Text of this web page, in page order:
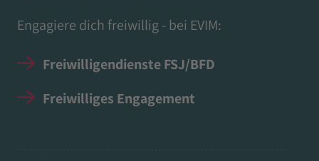
Engagiere dich freiwillig - bei EVIM:
Freiwilligendienste FSJ/BFD
Freiwilliges Engagement